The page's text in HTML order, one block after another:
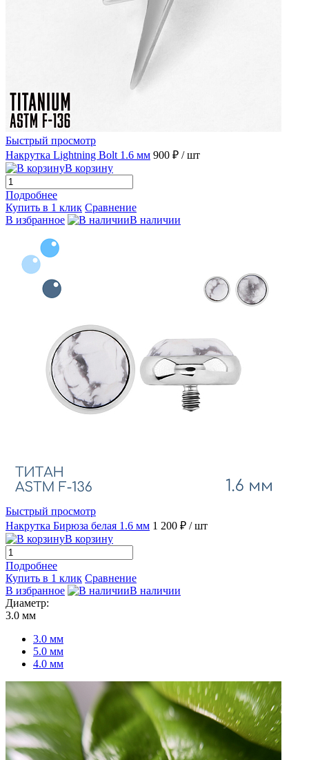
Быстрый просмотр
Накрутка Lightning Bolt 1.6 мм 900 ₽ / шт
В корзину
Подробнее
Купить в 1 клик Сравнение
В избранное
В наличии
Быстрый просмотр
Накрутка Бирюза белая 1.6 мм 1 200 ₽ / шт
В корзину
Подробнее
Купить в 1 клик Сравнение
В избранное
В наличии
Диаметр:
3.0 мм
3.0 мм
5.0 мм
4.0 мм